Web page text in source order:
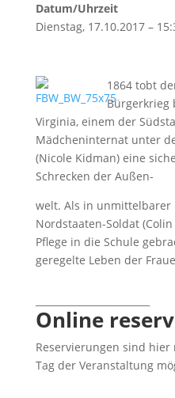
Datum/Uhrzeit
Dienstag, 17.10.2017 –
1864 tobt
Bürgerkrieg
Virginia, einem der
Mädcheninternat unter
(Nicole Kidman) eine
Schrecken der Außen-
welt. Als in unmittelbarer
Nordstaaten-Soldat
Pflege in die Schule
geregelte Leben der
Online
Reservierungen sind
Tag der Veranstaltung